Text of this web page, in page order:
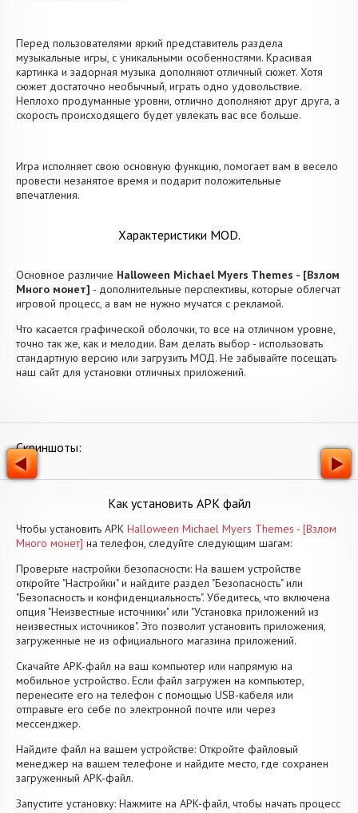
Перед пользователями яркий представитель раздела
музыкальные игры, с уникальными особенностями. Красивая
картинка и задорная музыка дополняют отличный сюжет. Хотя
сюжет достаточно необычный, играть одно удовольствие.
Неплохо продуманные уровни, отлично дополняют друг друга, а
скорость происходящего будет увлекать вас все больше.
Игра исполняет свою основную функцию, помогает вам в весело
провести незанятое время и подарит положительные
впечатления.
Характеристики MOD.
Основное различие Halloween Michael Myers Themes - [Взлом
Много монет] - дополнительные перспективы, которые облегчат
игровой процесс, а вам не нужно мучатся с рекламой.
Что касается графической оболочки, то все на отличном уровне,
точно так же, как и мелодии. Вам делать выбор - использовать
стандартную версию или загрузить МОД. Не забывайте посещать
наш сайт для установки отличных приложений.
Скриншоты:
Как установить APK файл
Чтобы установить APK Halloween Michael Myers Themes - [Взлом
Много монет] на телефон, следуйте следующим шагам:
Проверьте настройки безопасности: На вашем устройстве
откройте "Настройки" и найдите раздел "Безопасность" или
"Безопасность и конфиденциальность". Убедитесь, что включена
опция "Неизвестные источники" или "Установка приложений из
неизвестных источников". Это позволит установить приложения,
загруженные не из официального магазина приложений.
Скачайте APK-файл на ваш компьютер или напрямую на
мобильное устройство. Если файл загружен на компьютер,
перенесите его на телефон с помощью USB-кабеля или
отправьте его себе по электронной почте или через
мессенджер.
Найдите файл на вашем устройстве: Откройте файловый
менеджер на вашем телефоне и найдите место, где сохранен
загруженный APK-файл.
Запустите установку: Нажмите на APK-файл, чтобы начать процесс